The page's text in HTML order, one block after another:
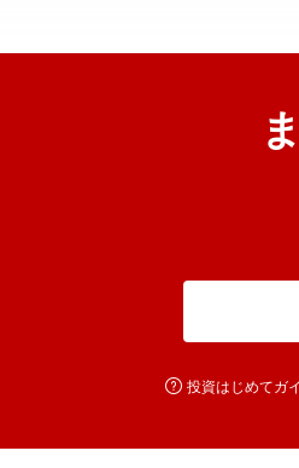
投資はじめてガ